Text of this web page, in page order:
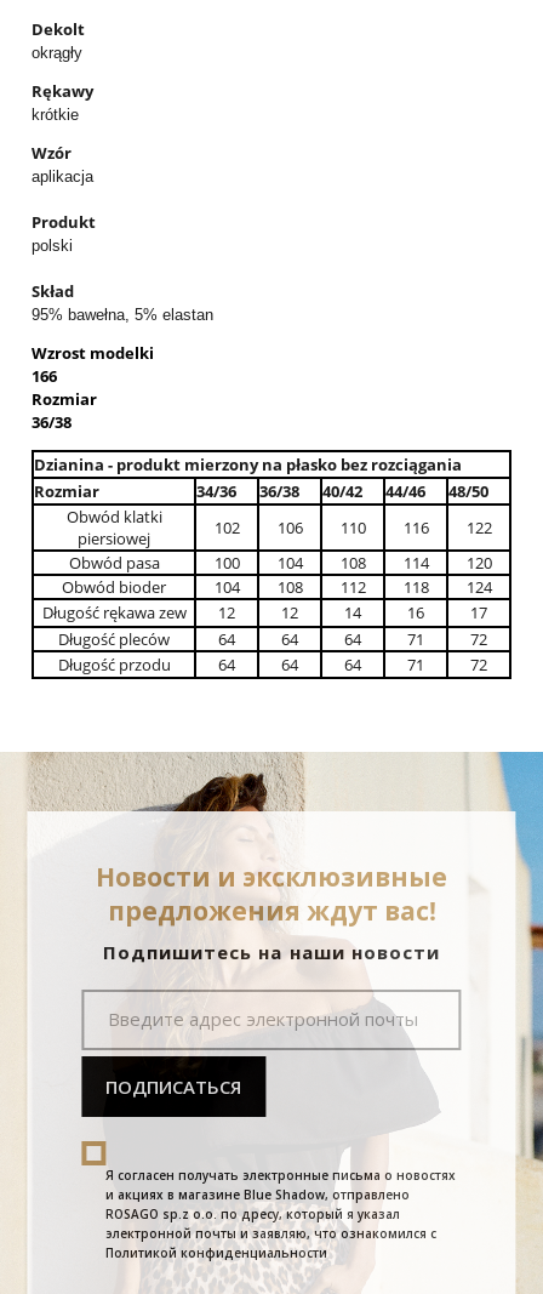
Dekolt
okrągły
Rękawy
krótkie
Wzór
aplikacja
Produkt
polski
Skład
95% bawełna, 5% elastan
Wzrost modelki
166
Rozmiar
36/38
Dzianina - produkt mierzony na płasko bez rozciągania
Rozmiar
34/36 36/38 40/42 44/46
48/50
Obwód klatki
piersiowej
102 106 110 116
122
Obwód pasa
100 104 108 114
120
Obwód bioder
104 108 112 118
124
Długość rękawa zew
12 12 14 16
17
Długość pleców
64 64 64 71
72
Długość przodu
64 64 64 71 72
Новости и эксклюзивные
предложения ждут вас!
Подпишитесь на наши новости
ПОДПИСАТЬСЯ
Я согласен получать электронные письма о новостях
и акциях в магазине Blue Shadow, отправлено
ROSAGO sp.z o.o. по дресу, который я указал
электронной почты и заявляю, что ознакомился с
Политикой конфиденциальности